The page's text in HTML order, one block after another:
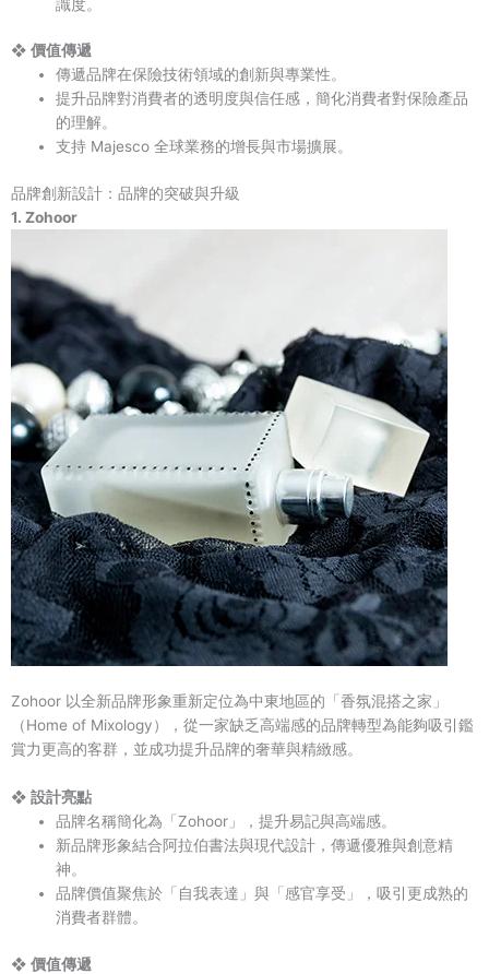
識度。
❖ 價值傳遞
傳遞品牌在保險技術領域的創新與專業性。
提升品牌對消費者的透明度與信任感，簡化消費者對保險產品
的理解。
支持 Majesco 全球業務的增長與市場擴展。
品牌創新設計：品牌的突破與升級
1. Zohoor
Zohoor 以全新品牌形象重新定位為中東地區的「香氛混搭之家」
（Home of Mixology），從一家缺乏高端感的品牌轉型為能夠吸引鑑
賞力更高的客群，並成功提升品牌的奢華與精緻感。
❖ 設計亮點
品牌名稱簡化為「Zohoor」，提升易記與高端感。
新品牌形象結合阿拉伯書法與現代設計，傳遞優雅與創意精
神。
品牌價值聚焦於「自我表達」與「感官享受」，吸引更成熟的
消費者群體。
❖ 價值傳遞